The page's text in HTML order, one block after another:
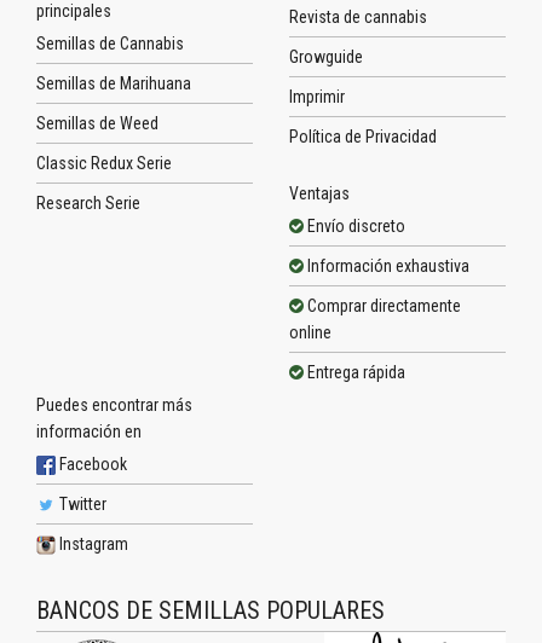
principales
Semillas de Cannabis
Semillas de Marihuana
Semillas de Weed
Classic Redux Serie
Research Serie
Revista de cannabis
Growguide
Imprimir
Política de Privacidad
Ventajas
Envío discreto
Información exhaustiva
Comprar directamente
online
Entrega rápida
Puedes encontrar más
información en
Facebook
Twitter
Instagram
BANCOS DE SEMILLAS POPULARES